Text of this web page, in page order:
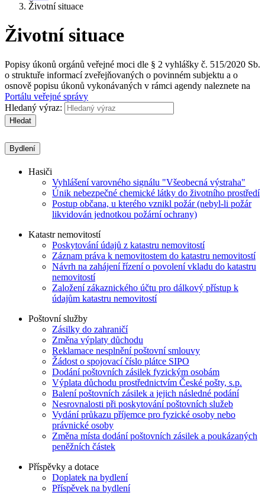
Životní situace
Životní situace
Popisy úkonů orgánů veřejné moci dle § 2 vyhlášky č. 515/2020 Sb.
o struktuře informací zveřejňovaných o povinném subjektu a o
osnově popisu úkonů vykonávaných v rámci agendy naleznete na
Portálu veřejné správy
Hledaný výraz:
Hledat
Bydlení
Hasiči
Vyhlášení varovného signálu "Všeobecná výstraha"
Únik nebezpečné chemické látky do životního prostředí
Postup občana, u kterého vznikl požár (nebyl-li požár
likvidován jednotkou požární ochrany)
Katastr nemovitostí
Poskytování údajů z katastru nemovitostí
Záznam práva k nemovitostem do katastru nemovitostí
Návrh na zahájení řízení o povolení vkladu do katastru
nemovitostí
Založení zákaznického účtu pro dálkový přístup k
údajům katastru nemovitostí
Poštovní služby
Zásilky do zahraničí
Změna výplaty důchodu
Reklamace nesplnění poštovní smlouvy
Žádost o spojovací číslo plátce SIPO
Dodání poštovních zásilek fyzickým osobám
Výplata důchodu prostřednictvím České pošty, s.p.
Balení poštovních zásilek a jejich následné podání
Nesrovnalosti při poskytování poštovních služeb
Vydání průkazu příjemce pro fyzické osoby nebo
právnické osoby
Změna místa dodání poštovních zásilek a poukázaných
peněžních částek
Příspěvky a dotace
Doplatek na bydlení
Příspěvek na bydlení